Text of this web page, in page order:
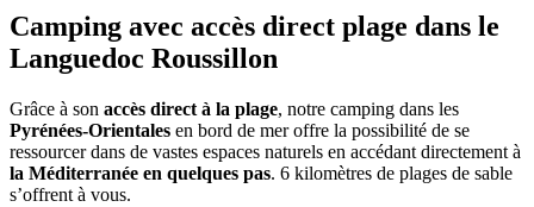
Camping avec accès direct plage dans le
Languedoc Roussillon
Grâce à son accès direct à la plage, notre camping dans les
Pyrénées-Orientales en bord de mer offre la possibilité de se
ressourcer dans de vastes espaces naturels en accédant directement à
la Méditerranée en quelques pas. 6 kilomètres de plages de sable
s’offrent à vous.